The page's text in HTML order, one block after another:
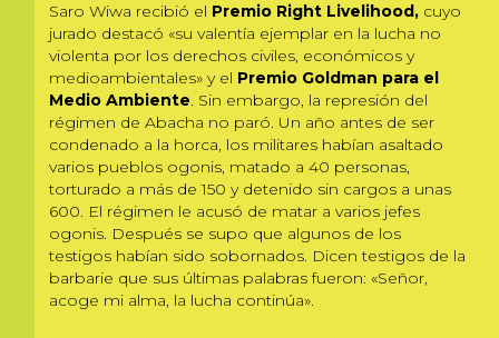
Saro Wiwa recibió el Premio Right Livelihood, cuyo
jurado destacó «su valentía ejemplar en la lucha no
violenta por los derechos civiles, económicos y
medioambientales» y el Premio Goldman para el
Medio Ambiente. Sin embargo, la represión del
régimen de Abacha no paró. Un año antes de ser
condenado a la horca, los militares habían asaltado
varios pueblos ogonis, matado a 40 personas,
torturado a más de 150 y detenido sin cargos a unas
600. El régimen le acusó de matar a varios jefes
ogonis. Después se supo que algunos de los
testigos habían sido sobornados. Dicen testigos de la
barbarie que sus últimas palabras fueron: «Señor,
acoge mi alma, la lucha continúa».